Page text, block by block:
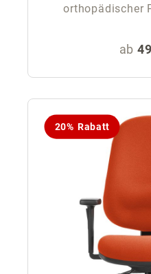
orthopädischer
ab
20% Rabatt